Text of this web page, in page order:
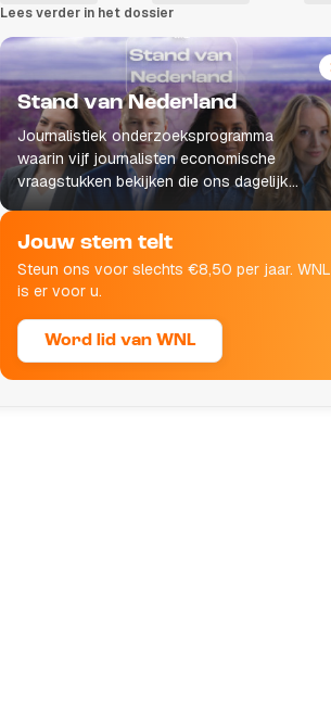
Lees verder in het dossier
Stand van Nederland
Journalistiek onderzoeksprogramma
waarin vijf journalisten economische
vraagstukken bekijken die ons dagelijks
leven raken.
Jouw stem telt
Steun ons voor slechts €8,50 per jaar. WNL
is er voor u.
Word lid van WNL